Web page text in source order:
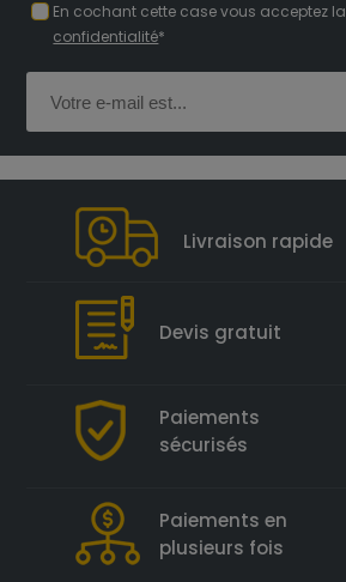
En cochant cette case vous acceptez la
confidentialité*
Livraison rapide
Devis gratuit
Paiements
sécurisés
Paiements en
plusieurs fois